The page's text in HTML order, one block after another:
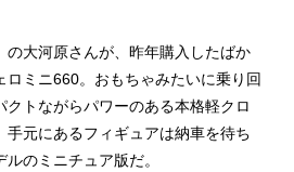
の大河原さんが、昨年購入したばか
ロミニ660。おもちゃみたいに乗り回
クトながらパワーのある本格軽クロ
手元にあるフィギュアは納車を待ち
のミニチュア版だ。